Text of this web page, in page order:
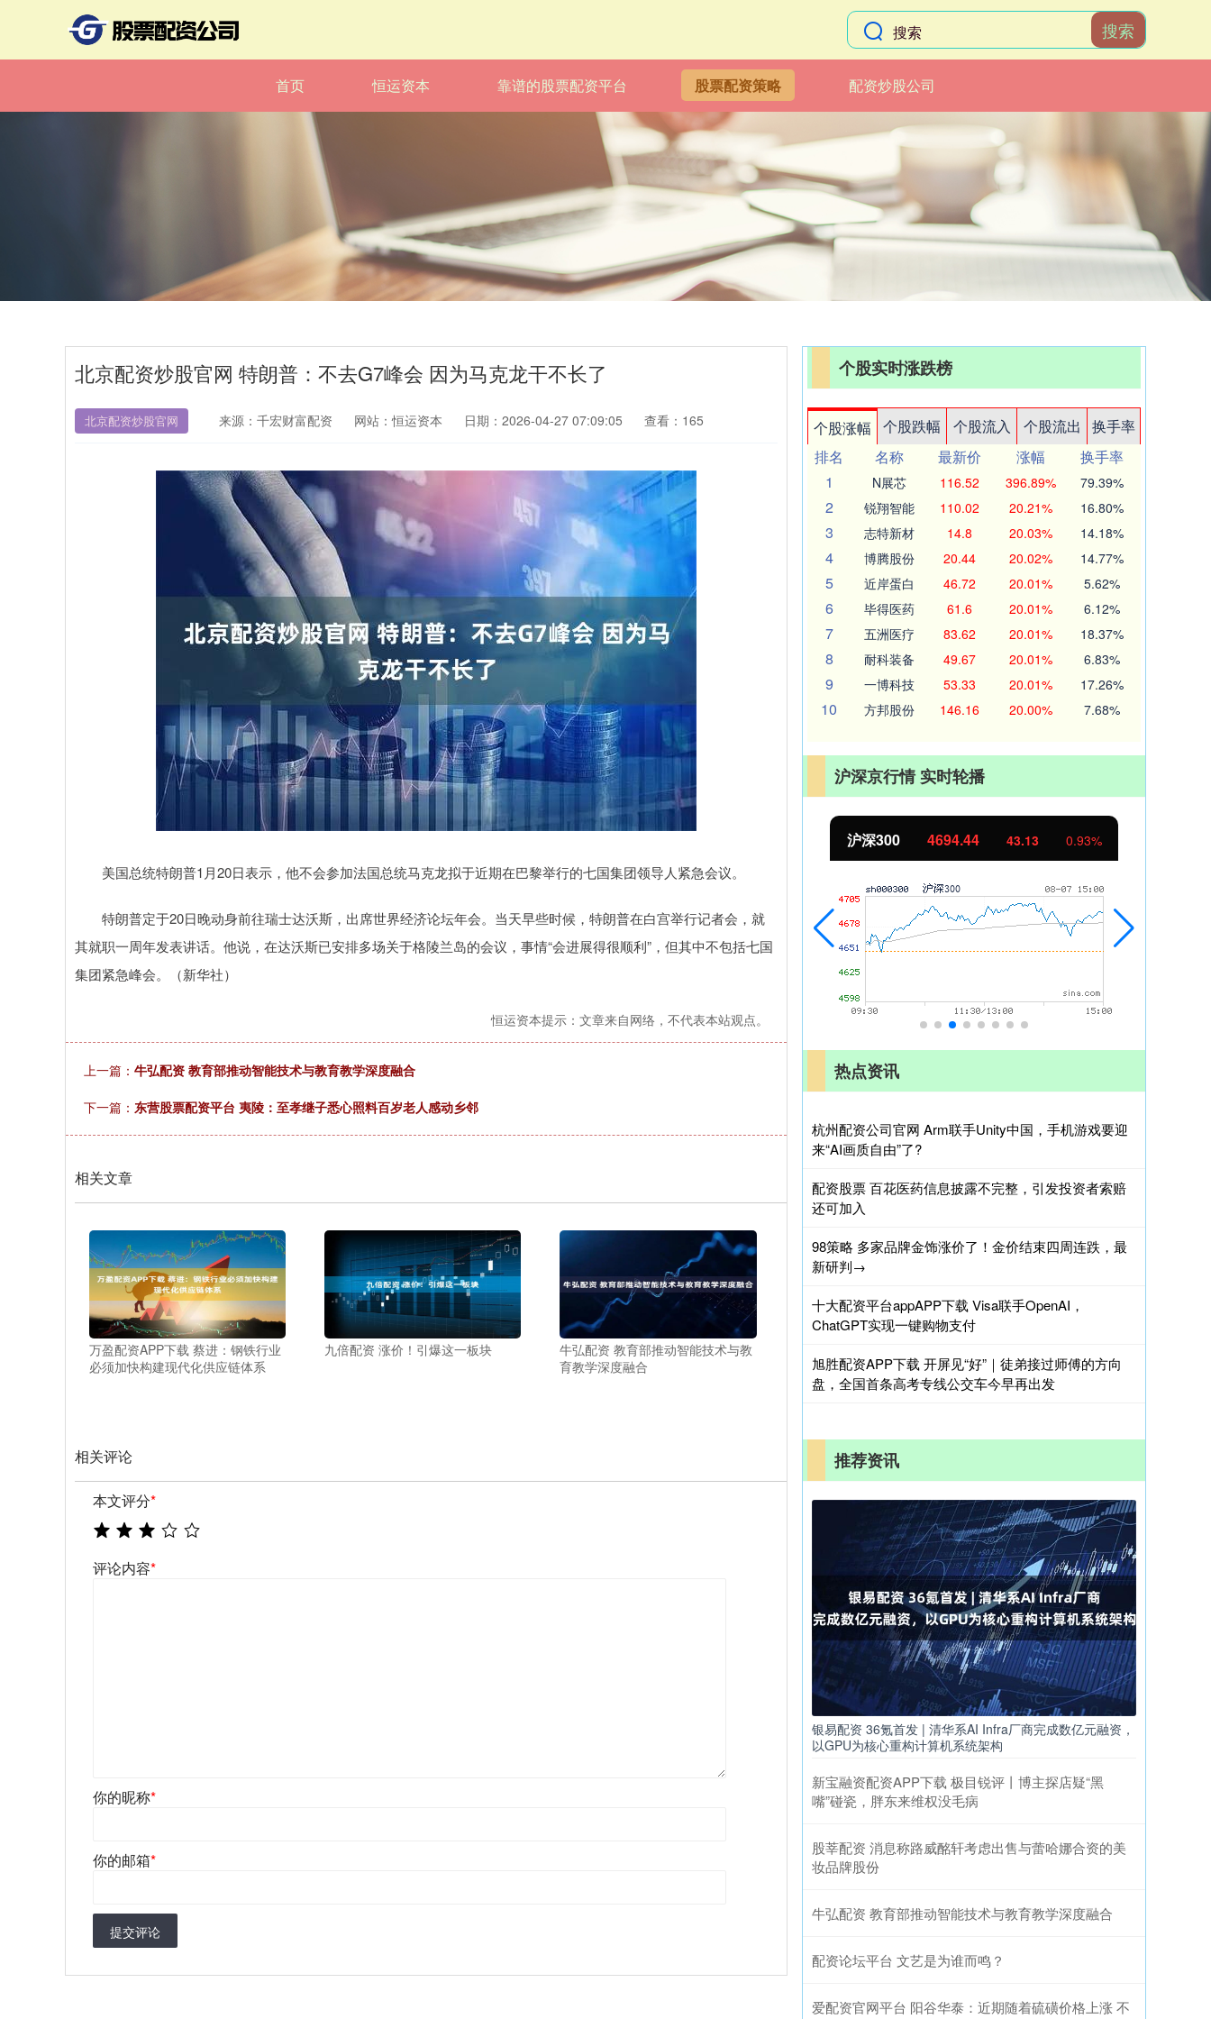
搜索
首页 恒运资本 靠谱的股票配资平台 股票配资策略 配资炒股公司
北京配资炒股官网 特朗普：不去G7峰会 因为马克龙干不长了
北京配资炒股官网 来源：千宏财富配资 网站：恒运资本 日期：2026-04-27 07:09:05 查看：165
美国总统特朗普1月20日表示，他不会参加法国总统马克龙拟于近期在巴黎举行的七国集团领导人紧急会议。
特朗普定于20日晚动身前往瑞士达沃斯，出席世界经济论坛年会。当天早些时候，特朗普在白宫举行记者会，就
其就职一周年发表讲话。他说，在达沃斯已安排多场关于格陵兰岛的会议，事情“会进展得很顺利”，但其中不包括七国
集团紧急峰会。（新华社）
恒运资本提示：文章来自网络，不代表本站观点。
上一篇： 牛弘配资 教育部推动智能技术与教育教学深度融合
下一篇： 东营股票配资平台 夷陵：至孝继子悉心照料百岁老人感动乡邻
相关文章
万盈配资APP下载 蔡进：钢铁行业
必须加快构建现代化供应链体系
九倍配资 涨价！引爆这一板块
牛弘配资 教育部推动智能技术与教
育教学深度融合
相关评论
本文评分*
评论内容*
你的昵称*
你的邮箱*
提交评论
个股实时涨跌榜
个股涨幅 个股跌幅 个股流入 个股流出
换手率
排名
名称 最新价 涨幅
换手率
1
N展芯 116.52 396.89% 79.39%
2 锐翔智能 110.02 20.21% 16.80%
3 志特新材 14.8 20.03% 14.18%
4 博腾股份 20.44 20.02% 14.77%
5 近岸蛋白 46.72 20.01% 5.62%
6 毕得医药 61.6 20.01% 6.12%
7 五洲医疗 83.62 20.01% 18.37%
8 耐科装备 49.67 20.01% 6.83%
9 一博科技 53.33 20.01% 17.26%
10 方邦股份 146.16 20.00% 7.68%
沪深京行情 实时轮播
沪深300 4694.44 43.13 0.93%
热点资讯
杭州配资公司官网 Arm联手Unity中国，手机游戏要迎
来“AI画质自由”了?
配资股票 百花医药信息披露不完整，引发投资者索赔
还可加入
98策略 多家品牌金饰涨价了！金价结束四周连跌，最
新研判→
十大配资平台appAPP下载 Visa联手OpenAI，
ChatGPT实现一键购物支付
旭胜配资APP下载 开屏见“好”｜徒弟接过师傅的方向
盘，全国首条高考专线公交车今早再出发
推荐资讯
银易配资 36氪首发 | 清华系AI Infra厂商完成数亿元融资，
以GPU为核心重构计算机系统架构
新宝融资配资APP下载 极目锐评丨博主探店疑“黑
嘴”碰瓷，胖东来维权没毛病
股莘配资 消息称路威酩轩考虑出售与蕾哈娜合资的美
妆品牌股份
牛弘配资 教育部推动智能技术与教育教学深度融合
配资论坛平台 文艺是为谁而鸣？
爱配资官网平台 阳谷华泰：近期随着硫磺价格上涨 不